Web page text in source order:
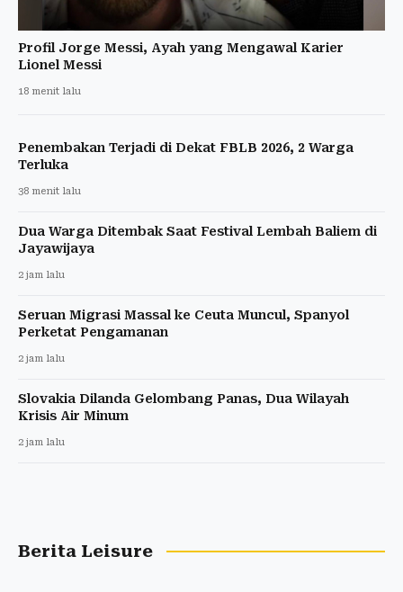
Profil Jorge Messi, Ayah yang Mengawal Karier
Lionel Messi
18 menit lalu
Penembakan Terjadi di Dekat FBLB 2026, 2 Warga
Terluka
38 menit lalu
Dua Warga Ditembak Saat Festival Lembah Baliem di
Jayawijaya
2 jam lalu
Seruan Migrasi Massal ke Ceuta Muncul, Spanyol
Perketat Pengamanan
2 jam lalu
Slovakia Dilanda Gelombang Panas, Dua Wilayah
Krisis Air Minum
2 jam lalu
Berita Leisure